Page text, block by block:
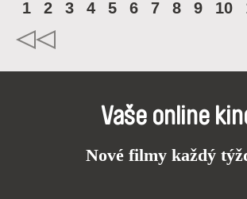
1 2 3 4 5 6 7 8 9 10
Vaše online
Nové filmy každý